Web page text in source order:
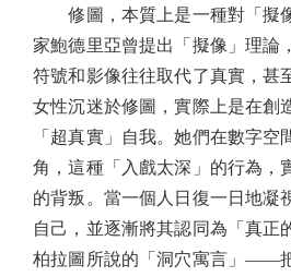
修圖，本質上是一種對「擬
家鮑德里亞曾提出「擬像」理論
符號和影像往往取代了真實，甚
女性沉迷於修圖，實際上是在創
「超真實」自我。她們在數字空
角，這種「入戲太深」的行為，
的背叛。當一個人日復一日地凝
自己，並逐漸將其認同為「真正
柏拉圖所說的「洞穴寓言」——